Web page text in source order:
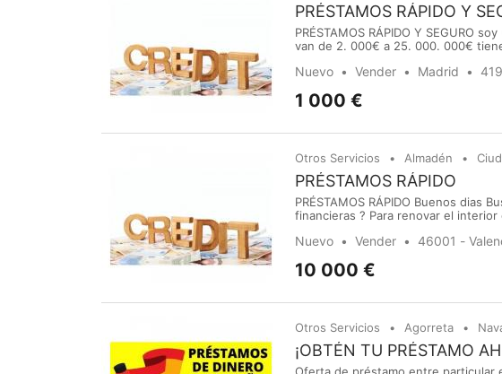
PRÉSTAMOS RÁPIDO Y
PRÉSTAMOS RÁPIDO Y SEGURO
van de 2. 000€ a 25. 000. 000€
actividades.
Nuevo Vender Madrid
1 000 €
Otros Servicios Almadén
PRÉSTAMOS RÁPIDO
PRÉSTAMOS RÁPIDO Buenos dias
financieras ? Para renovar el
... Préstamo de dinero Simple y
Nuevo Vender 46001 -
10 000 €
Otros Servicios Agorreta
¡OBTÉN TU PRÉSTAMO